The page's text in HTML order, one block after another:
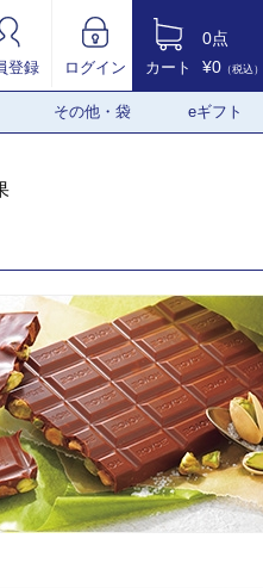
登録 ログイン カート
0点
¥0 （税込）
その他・袋 eギフト